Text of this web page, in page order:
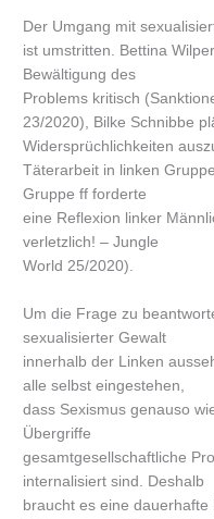
Der Umgang mit
ist umstritten. Bettina
Bewältigung des
Problems kritisch
23/2020), Bilke Schnibbe
Widersprüchlichkeiten
Täterarbeit in linken
Gruppe ff forderte
eine Reflexion linker
verletzlich! – Jungle
World 25/2020).
Um die Frage zu
sexualisierter Gewalt
innerhalb der Linken
alle selbst eingestehen,
dass Sexismus genauso
Übergriffe
gesamtgesellschaftliche
internalisiert sind. Deshalb
braucht es eine